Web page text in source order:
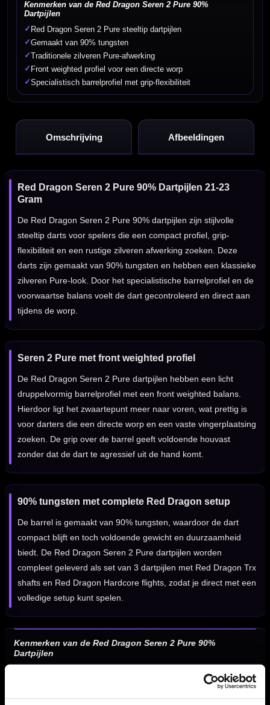
Kenmerken van de Red Dragon Seren 2 Pure 90%
Dartpijlen
✓ Red Dragon Seren 2 Pure steeltip dartpijlen
✓Gemaakt van 90% tungsten
✓ Traditionele zilveren Pure-afwerking
✓ Front weighted profiel voor een directe worp
✓Specialistisch barrelprofiel met grip-flexibiliteit
Omschrijving Afbeeldingen
Red Dragon Seren 2 Pure 90% Dartpijlen 21-23
Gram
De Red Dragon Seren 2 Pure 90% dartpijlen zijn stijlvolle
steeltip darts voor spelers die een compact profiel, grip-
flexibiliteit en een rustige zilveren afwerking zoeken. Deze
darts zijn gemaakt van 90% tungsten en hebben een klassieke
zilveren Pure-look. Door het specialistische barrelprofiel en de
voorwaartse balans voelt de dart gecontroleerd en direct aan
tijdens de worp.
Seren 2 Pure met front weighted profiel
De Red Dragon Seren 2 Pure dartpijlen hebben een licht
druppelvormig barrelprofiel met een front weighted balans.
Hierdoor ligt het zwaartepunt meer naar voren, wat prettig is
voor darters die een directe worp en een vaste vingerplaatsing
zoeken. De grip over de barrel geeft voldoende houvast
zonder dat de dart te agressief uit de hand komt.
90% tungsten met complete Red Dragon setup
De barrel is gemaakt van 90% tungsten, waardoor de dart
compact blijft en toch voldoende gewicht en duurzaamheid
biedt. De Red Dragon Seren 2 Pure dartpijlen worden
compleet geleverd als set van 3 dartpijlen met Red Dragon Trx
shafts en Red Dragon Hardcore flights, zodat je direct met een
volledige setup kunt spelen.
Kenmerken van de Red Dragon Seren 2 Pure 90%
Dartpijlen